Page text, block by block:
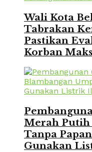
Wali Kota
Tabrakan
Pastikan
Korban
Merah Putih
Tanpa
Gunakan